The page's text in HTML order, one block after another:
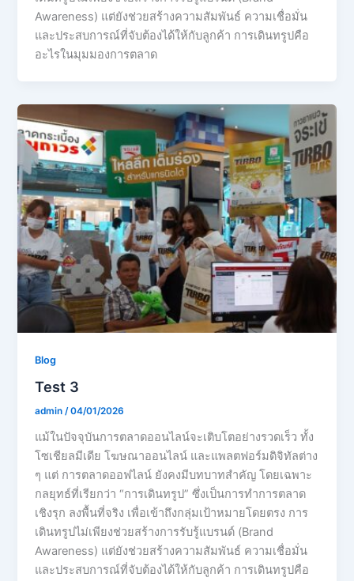
Awareness) แต่ยังช่วยสร้างความสัมพันธ์ ความเชื่อมั่น
และประสบการณ์ที่จับต้องได้ให้กับลูกค้า การเดินทรูปคือ
อะไรในมุมมองการตลาด
Blog
Test 3
admin/04/01/2026
แม้ในปัจจุบันการตลาดออนไลน์จะเติบโตอย่างรวดเร็ว ทั้ง
โซเชียลมีเดีย โฆษณาออนไลน์ และแพลตฟอร์มดิจิทัลต่าง
ๆ แต่ การตลาดออฟไลน์ ยังคงมีบทบาทสำคัญ โดยเฉพาะ
กลยุทธ์ที่เรียกว่า “การเดินทรูป” ซึ่งเป็นการทำการตลาด
เชิงรุก ลงพื้นที่จริง เพื่อเข้าถึงกลุ่มเป้าหมายโดยตรง การ
เดินทรูปไม่เพียงช่วยสร้างการรับรู้แบรนด์ (Brand
Awareness) แต่ยังช่วยสร้างความสัมพันธ์ ความเชื่อมั่น
และประสบการณ์ที่จับต้องได้ให้กับลูกค้า การเดินทรูปคือ